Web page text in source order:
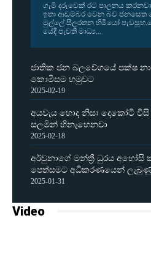
ගැමි දරු­වෙක් රට පාල­නය
ඉතා ආඩ­ම්බර වෙන බව
මුල්ලේ සීල­ර­තන හිමියෝ
යේදී පැවති මාධ්‍ය...
ජාතික ජන බලවේගයේ පක්ෂ
කොමිසම හමුවට
2025-02-19
අයවැය හොද නිසා දෙකෝටි
සලමින් හිනැහෙනවා
2025-02-18
අර්චුනාගේ මන්ත්‍රී ධුරය අහෝසි
පෙත්සමට අධිකරණයෙන්
2025-01-31
Video